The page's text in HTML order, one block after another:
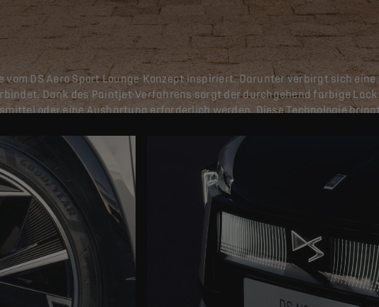
vom DS Aero Sport Lounge-Konzept inspiriert. Darunter verbirgt sich
Dank des Paintjet-Verfahrens sorgt der durchgehend farbige
oder eine Aushärtung erforderlich werden. Diese Technologie